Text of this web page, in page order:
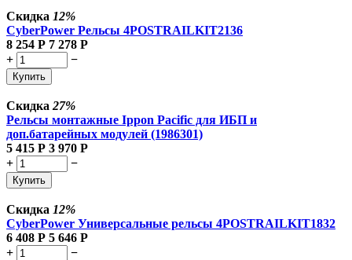
Скидка 12%
CyberPower Рельсы 4POSTRAILKIT2136
8 254 Р 7 278 Р
+
−
Купить
Скидка 27%
Рельсы монтажные Ippon Pacific для ИБП и
доп.батарейных модулей (1986301)
5 415 Р 3 970 Р
+
−
Купить
Скидка 12%
CyberPower Универсальные рельсы 4POSTRAILKIT1832
6 408 Р 5 646 Р
+
−